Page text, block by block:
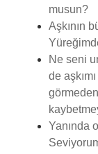
musun?
Aşkının
Ne seni
de
Yanında